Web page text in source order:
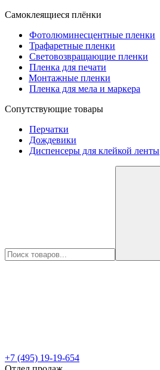
Самоклеящиеся плёнки
Фотолюминесцентные пленки
Трафаретные пленки
Световозвращающие пленки
Пленка для печати
Монтажные пленки
Пленка для мела и маркера
Сопутствующие товары
Перчатки
Дождевики
Диспенсеры для клейкой ленты
+7 (495) 19-19-654